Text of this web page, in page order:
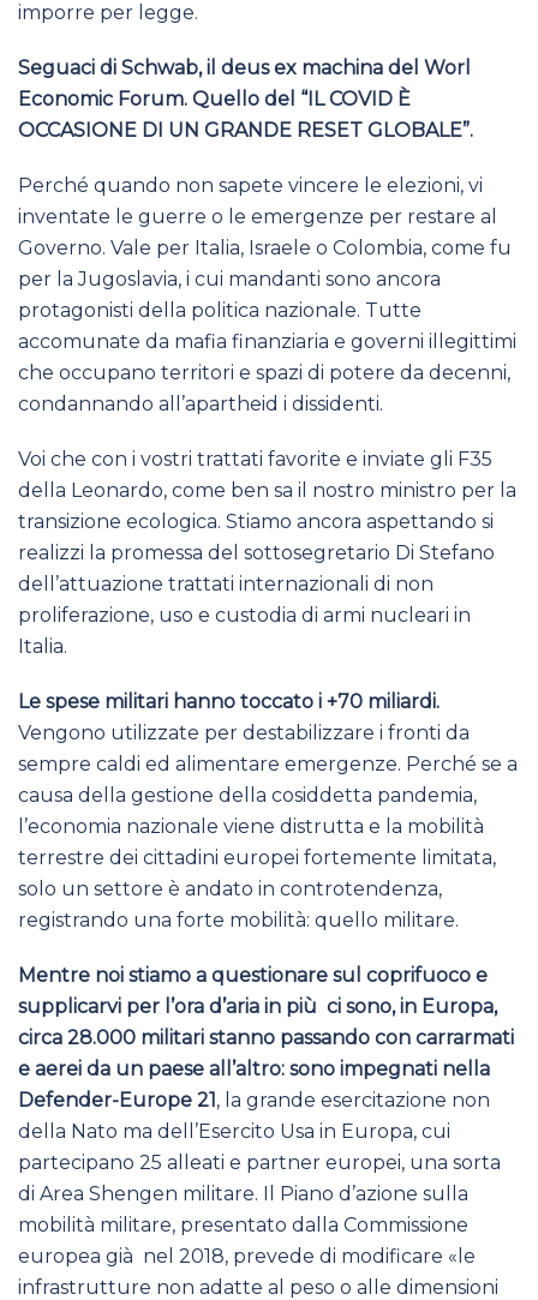
imporre per legge.
Seguaci di Schwab, il deus ex machina del Worl
Economic Forum. Quello del “IL COVID È
OCCASIONE DI UN GRANDE RESET GLOBALE”.
Perché quando non sapete vincere le elezioni, vi
inventate le guerre o le emergenze per restare al
Governo. Vale per Italia, Israele o Colombia, come fu
per la Jugoslavia, i cui mandanti sono ancora
protagonisti della politica nazionale. Tutte
accomunate da mafia finanziaria e governi illegittimi
che occupano territori e spazi di potere da decenni,
condannando all’apartheid i dissidenti.
Voi che con i vostri trattati favorite e inviate gli F35
della Leonardo, come ben sa il nostro ministro per la
transizione ecologica. Stiamo ancora aspettando si
realizzi la promessa del sottosegretario Di Stefano
dell’attuazione trattati internazionali di non
proliferazione, uso e custodia di armi nucleari in
Italia.
Le spese militari hanno toccato i +70 miliardi.
Vengono utilizzate per destabilizzare i fronti da
sempre caldi ed alimentare emergenze. Perché se a
causa della gestione della cosiddetta pandemia,
l’economia nazionale viene distrutta e la mobilità
terrestre dei cittadini europei fortemente limitata,
solo un settore è andato in controtendenza,
registrando una forte mobilità: quello militare.
Mentre noi stiamo a questionare sul coprifuoco e
supplicarvi per l’ora d’aria in più ci sono, in Europa,
circa 28.000 militari stanno passando con carrarmati
e aerei da un paese all’altro: sono impegnati nella
Defender-Europe 21, la grande esercitazione non
della Nato ma dell’Esercito Usa in Europa, cui
partecipano 25 alleati e partner europei, una sorta
di Area Shengen militare. Il Piano d’azione sulla
mobilità militare, presentato dalla Commissione
europea già nel 2018, prevede di modificare «le
infrastrutture non adatte al peso o alle dimensioni